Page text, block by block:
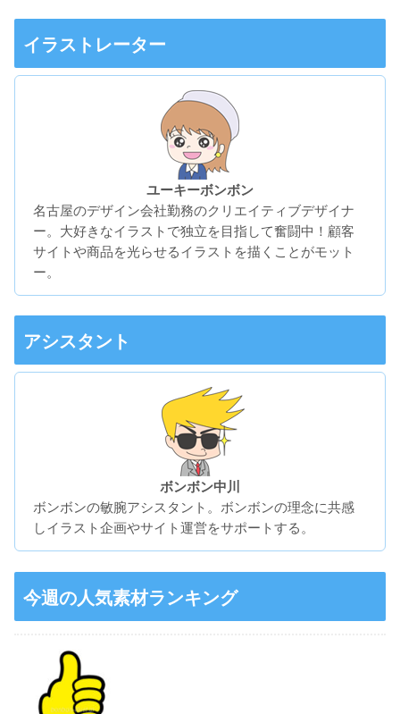
イラストレーター
ユーキーボンボン
名古屋のデザイン会社勤務のクリエイティブデザイナ
ー。大好きなイラストで独立を目指して奮闘中！顧客
サイトや商品を光らせるイラストを描くことがモット
ー。
アシスタント
ボンボン中川
ボンボンの敏腕アシスタント。ボンボンの理念に共感
しイラスト企画やサイト運営をサポートする。
今週の人気素材ランキング